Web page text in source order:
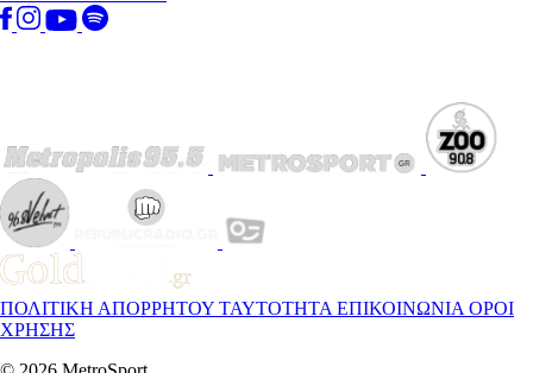
ΠΟΛΙΤΙΚΗ ΑΠΟΡΡΗΤΟΥ ΤΑΥΤΟΤΗΤΑ ΕΠΙΚΟΙΝΩΝΙΑ ΟΡΟΙ
ΧΡΗΣΗΣ